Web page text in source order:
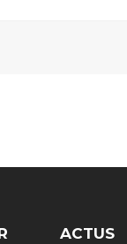
ACTUS